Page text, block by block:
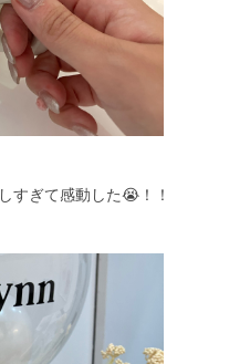
すぎて感動した😭！！